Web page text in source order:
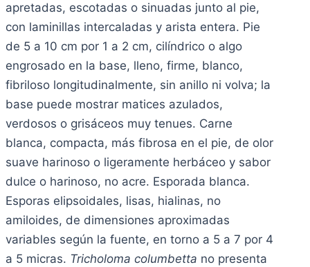
apretadas, escotadas o sinuadas junto al pie,
con laminillas intercaladas y arista entera. Pie
de 5 a 10 cm por 1 a 2 cm, cilíndrico o algo
engrosado en la base, lleno, firme, blanco,
fibriloso longitudinalmente, sin anillo ni volva; la
base puede mostrar matices azulados,
verdosos o grisáceos muy tenues. Carne
blanca, compacta, más fibrosa en el pie, de olor
suave harinoso o ligeramente herbáceo y sabor
dulce o harinoso, no acre. Esporada blanca.
Esporas elipsoidales, lisas, hialinas, no
amiloides, de dimensiones aproximadas
variables según la fuente, en torno a 5 a 7 por 4
a 5 micras. Tricholoma columbetta no presenta